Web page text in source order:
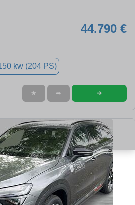
44.790 €
kw (204 PS)
★ ➦ ➜